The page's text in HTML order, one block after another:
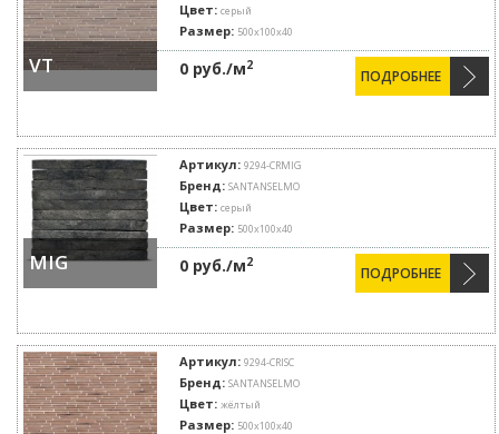
VT
Цвет: серый
Размер: 500х100х40
0 руб./м2
ПОДРОБНЕЕ
MIG
Артикул: 9294-CRMIG
Бренд: SANTANSELMO
Цвет: серый
Размер: 500х100х40
0 руб./м2
ПОДРОБНЕЕ
Артикул: 9294-CRISC
Бренд: SANTANSELMO
Цвет: жёлтый
Размер: 500х100х40